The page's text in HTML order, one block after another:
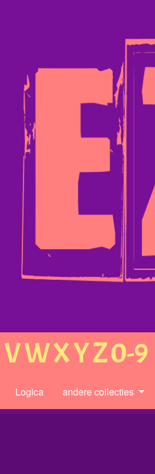
VWXYZ0-9
Logica andere collecties